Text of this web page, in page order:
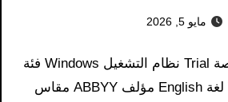
مايو 5, 2026
معلومات حول: رخصة Trial نظام التشغيل Windows فئة
Text/Documents لغة English مؤلف ABBYY مقاس